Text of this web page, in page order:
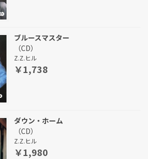
ブルースマスター
（CD）
Z.Z.ヒル
￥1,738
ダウン・ホーム
（CD）
Z.Z.ヒル
￥1,980